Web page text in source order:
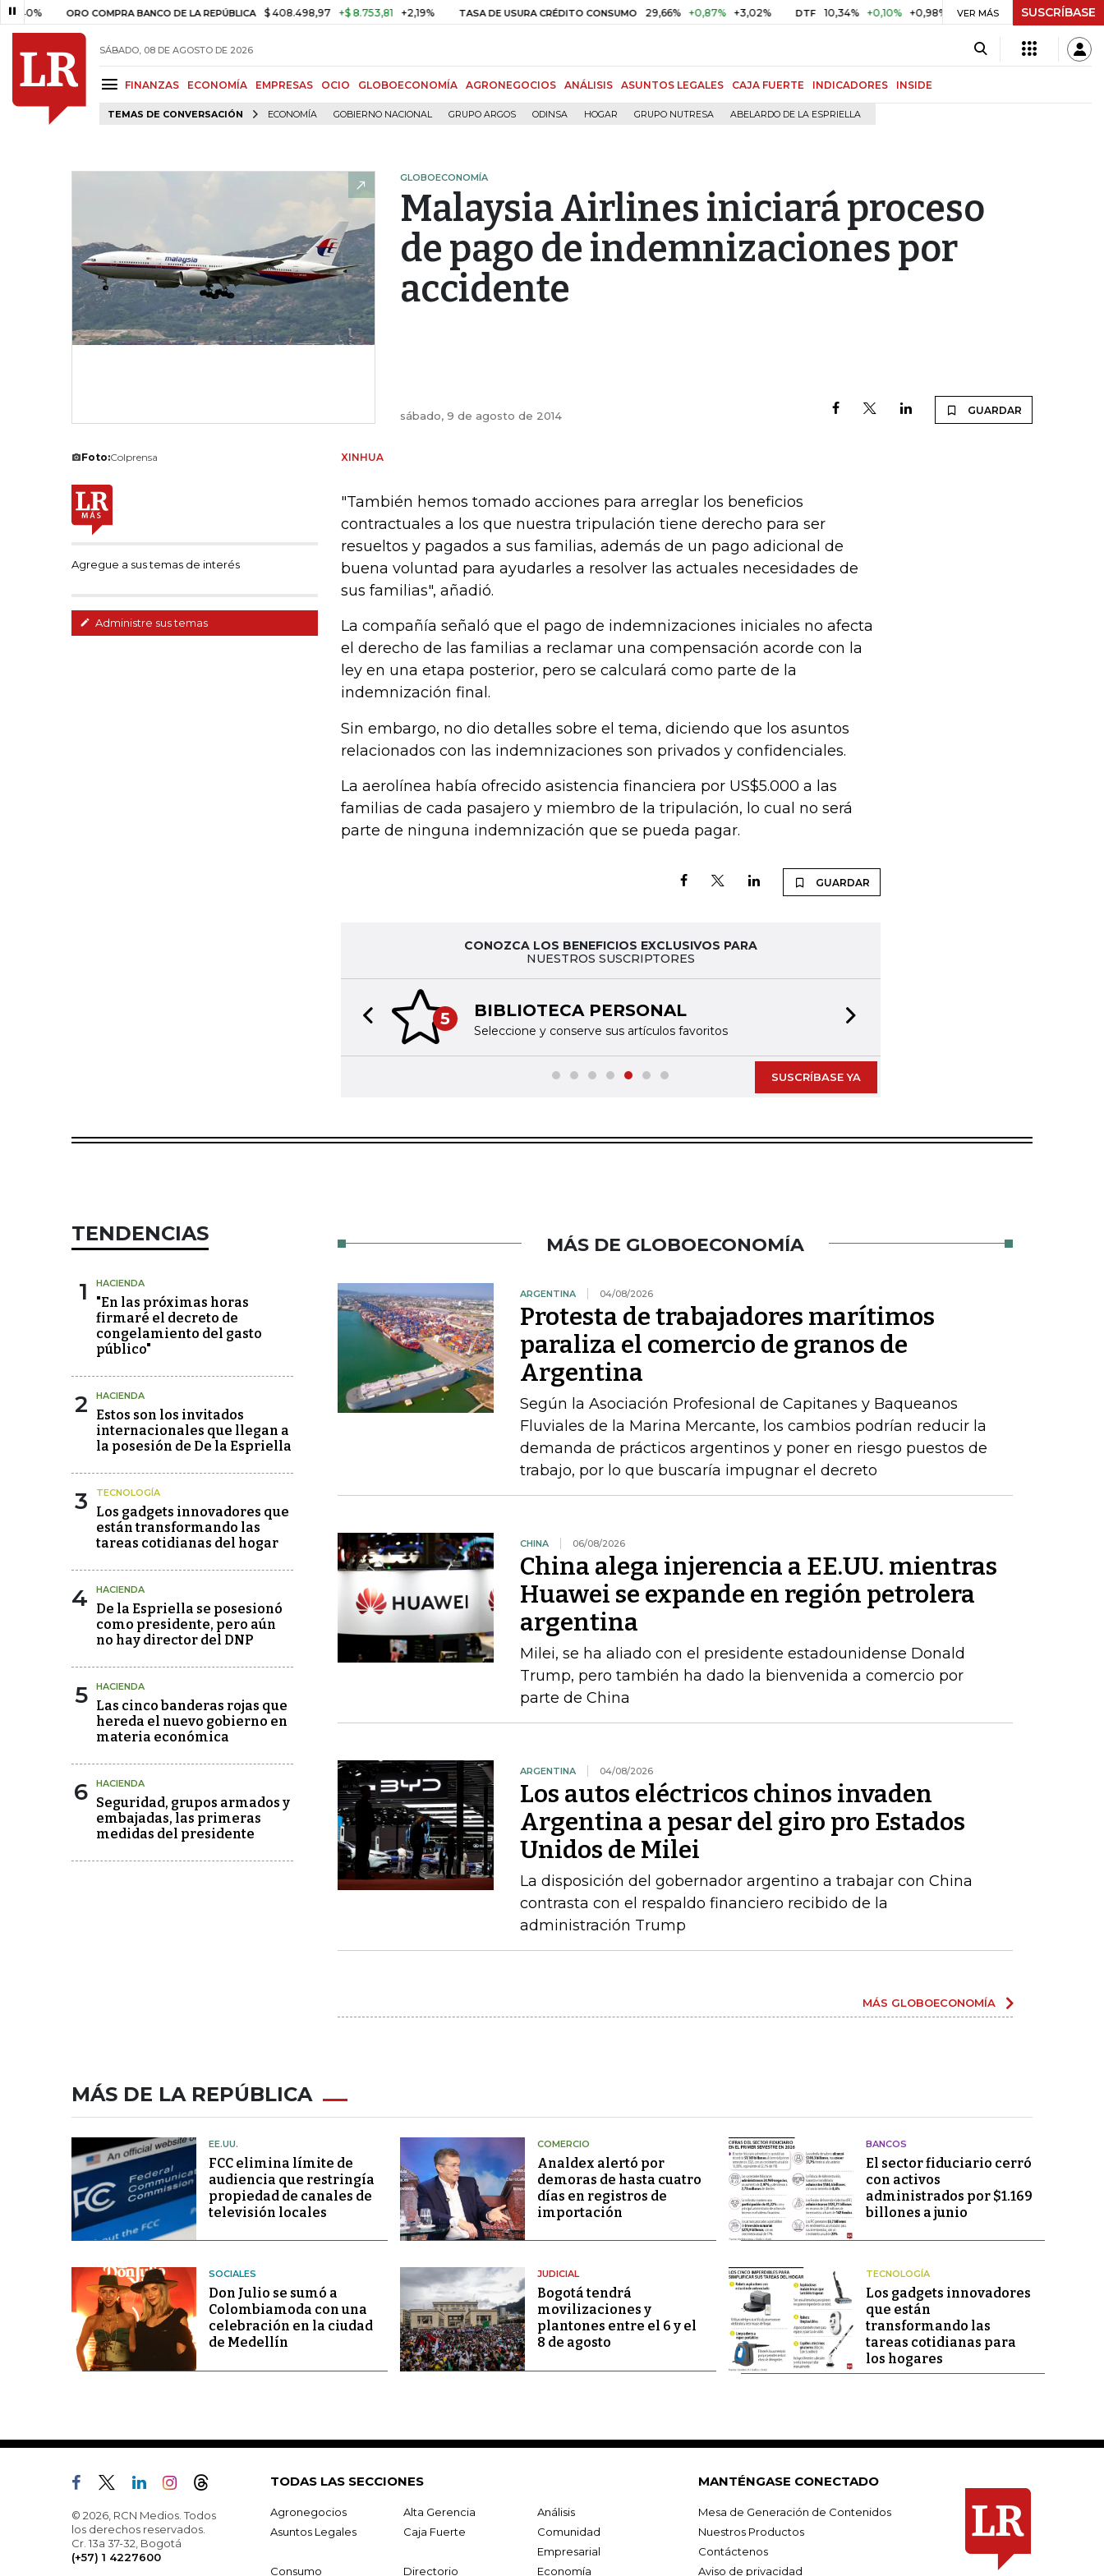
ORO COMPRA BANCO DE LA REPÚBLICA $ 408.498,97 +$ 8.753,81 +2,19% TASA DE USURA CRÉDITO CONSUMO 29,66% +0,87% +3,02% DTF 10,34% +0,10% +0,98% UVR $ 416,96 +$ 0,05 +0,01%
VER MÁS SUSCRÍBASE
SÁBADO, 08 DE AGOSTO DE 2026
FINANZAS ECONOMÍA EMPRESAS OCIO GLOBOECONOMÍA AGRONEGOCIOS ANÁLISIS ASUNTOS LEGALES CAJA FUERTE INDICADORES INSIDE
TEMAS DE CONVERSACIÓN ECONOMÍA GOBIERNO NACIONAL GRUPO ARGOS ODINSA HOGAR GRUPO NUTRESA ABELARDO DE LA ESPRIELLA
GLOBOECONOMÍA
Malaysia Airlines iniciará proceso
de pago de indemnizaciones por
accidente
sábado, 9 de agosto de 2014 GUARDAR
Foto:Colprensa
Agregue a sus temas de interés
Administre sus temas
XINHUA
"También hemos tomado acciones para arreglar los beneficios
contractuales a los que nuestra tripulación tiene derecho para ser
resueltos y pagados a sus familias, además de un pago adicional de
buena voluntad para ayudarles a resolver las actuales necesidades de
sus familias", añadió.
La compañía señaló que el pago de indemnizaciones iniciales no afecta
el derecho de las familias a reclamar una compensación acorde con la
ley en una etapa posterior, pero se calculará como parte de la
indemnización final.
Sin embargo, no dio detalles sobre el tema, diciendo que los asuntos
relacionados con las indemnizaciones son privados y confidenciales.
La aerolínea había ofrecido asistencia financiera por US$5.000 a las
familias de cada pasajero y miembro de la tripulación, lo cual no será
parte de ninguna indemnización que se pueda pagar.
GUARDAR
CONOZCA LOS BENEFICIOS EXCLUSIVOS PARA
NUESTROS SUSCRIPTORES
5 BIBLIOTECA PERSONAL
Seleccione y conserve sus artículos favoritos
Previous slide
SUSCRÍBASE YA
TENDENCIAS
1 HACIENDA
"En las próximas horas
firmaré el decreto de
congelamiento del gasto
público"
2 HACIENDA
Estos son los invitados
internacionales que llegan a
la posesión de De la Espriella
3 TECNOLOGÍA
Los gadgets innovadores que
están transformando las
tareas cotidianas del hogar
4 HACIENDA
De la Espriella se posesionó
como presidente, pero aún
no hay director del DNP
5 HACIENDA
Las cinco banderas rojas que
hereda el nuevo gobierno en
materia económica
6 HACIENDA
Seguridad, grupos armados y
embajadas, las primeras
medidas del presidente
MÁS DE GLOBOECONOMÍA
ARGENTINA 04/08/2026
Protesta de trabajadores marítimos
paraliza el comercio de granos de
Argentina
Según la Asociación Profesional de Capitanes y Baqueanos
Fluviales de la Marina Mercante, los cambios podrían reducir la
demanda de prácticos argentinos y poner en riesgo puestos de
trabajo, por lo que buscaría impugnar el decreto
CHINA 06/08/2026
China alega injerencia a EE.UU. mientras
Huawei se expande en región petrolera
argentina
Milei, se ha aliado con el presidente estadounidense Donald
Trump, pero también ha dado la bienvenida a comercio por
parte de China
ARGENTINA 04/08/2026
Los autos eléctricos chinos invaden
Argentina a pesar del giro pro Estados
Unidos de Milei
La disposición del gobernador argentino a trabajar con China
contrasta con el respaldo financiero recibido de la
administración Trump
MÁS GLOBOECONOMÍA
MÁS DE LA REPÚBLICA
EE.UU.
FCC elimina límite de
audiencia que restringía
propiedad de canales de
televisión locales
COMERCIO
Analdex alertó por
demoras de hasta cuatro
días en registros de
importación
BANCOS
El sector fiduciario cerró
con activos
administrados por $1.169
billones a junio
SOCIALES
Don Julio se sumó a
Colombiamoda con una
celebración en la ciudad
de Medellín
JUDICIAL
Bogotá tendrá
movilizaciones y
plantones entre el 6 y el
8 de agosto
TECNOLOGÍA
Los gadgets innovadores
que están
transformando las
tareas cotidianas para
los hogares
© 2026, RCN Medios. Todos
los derechos reservados.
Cr. 13a 37-32, Bogotá
(+57) 1 4227600
TODAS LAS SECCIONES
Agronegocios Alta Gerencia
Análisis
Asuntos Legales
Caja Fuerte
Comunidad
Empresarial
Consumo
Directorio Economía
MANTÉNGASE CONECTADO
Mesa de Generación de Contenidos
Nuestros Productos
Contáctenos
Aviso de privacidad